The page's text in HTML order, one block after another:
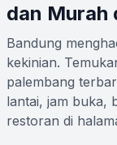
dan Murah
Bandung
kekinian.
palembang
lantai, jam buka,
restoran di